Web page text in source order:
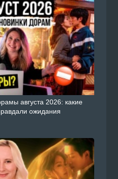
августа 2026: какие
ожидания